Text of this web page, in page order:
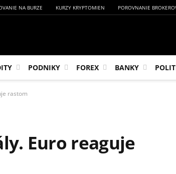
NA BURZE KURZY KRYPTOMIEN POROVNANIE
PODNIKY FOREX BANKY
rastom
Euro reaguje